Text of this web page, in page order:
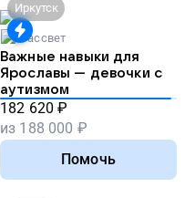
Иркутск
Рассвет
Важные навыки для
Ярославы — девочки с
аутизмом
182 620 ₽
из 188 000 ₽
Помочь